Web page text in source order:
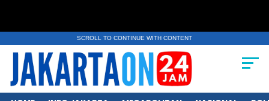
SCROLL TO CONTINUE WITH CONTENT